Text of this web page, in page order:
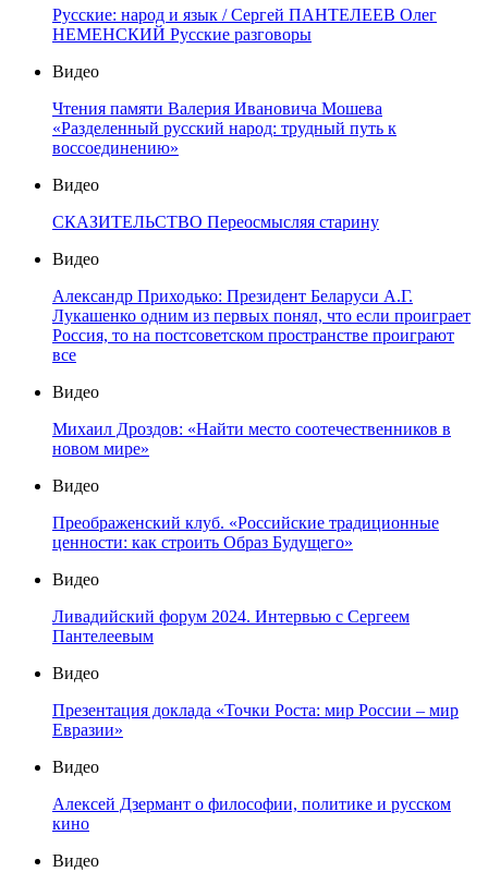
Русские: народ и язык / Сергей ПАНТЕЛЕЕВ Олег
НЕМЕНСКИЙ Русские разговоры
Видео
Чтения памяти Валерия Ивановича Мошева
«Разделенный русский народ: трудный путь к
воссоединению»
Видео
СКАЗИТЕЛЬСТВО Переосмысляя старину
Видео
Александр Приходько: Президент Беларуси А.Г.
Лукашенко одним из первых понял, что если проиграет
Россия, то на постсоветском пространстве проиграют
все
Видео
Михаил Дроздов: «Найти место соотечественников в
новом мире»
Видео
Преображенский клуб. «Российские традиционные
ценности: как строить Образ Будущего»
Видео
Ливадийский форум 2024. Интервью с Сергеем
Пантелеевым
Видео
Презентация доклада «Точки Роста: мир России – мир
Евразии»
Видео
Алексей Дзермант о философии, политике и русском
кино
Видео